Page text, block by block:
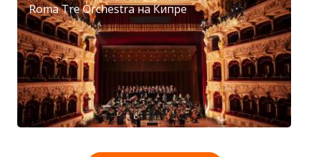
Roma Tre Orchestra на Кипре